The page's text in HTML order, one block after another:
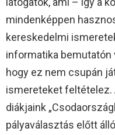
mindenképpen
kereskedelmi
informatika bemutatón
hogy ez nem csupán
ismereteket feltételez.
diákjaink
pályaválasztás előtt